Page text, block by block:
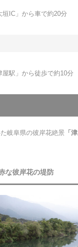
IC」から車で約20分
駅」から徒歩で約10分
岐阜県の彼岸花絶景 「
な彼岸花の堤防